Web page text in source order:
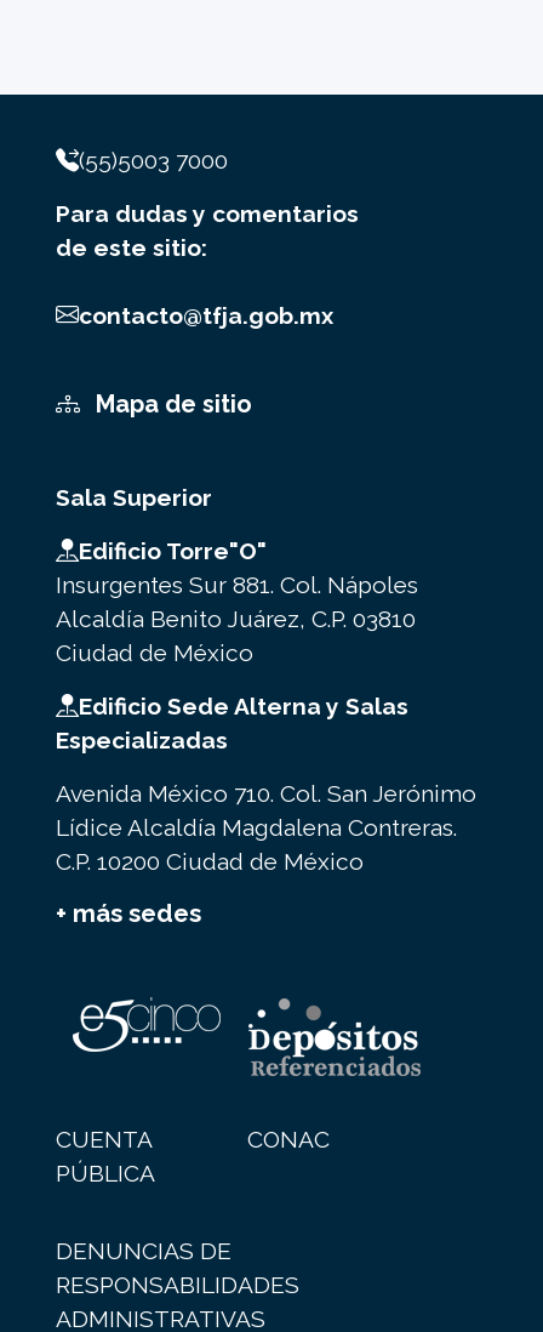
(55)5003 7000
Para dudas y comentarios
de este sitio:
contacto@tfja.gob.mx
Mapa de sitio
Sala Superior
Edificio Torre"O"
Insurgentes Sur 881. Col. Nápoles
Alcaldía Benito Juárez, C.P. 03810
Ciudad de México
Edificio Sede Alterna y Salas
Especializadas
Avenida México 710. Col. San Jerónimo
Lídice Alcaldía Magdalena Contreras.
C.P. 10200 Ciudad de México
+ más sedes
CUENTA
PÚBLICA
CONAC
DENUNCIAS DE
RESPONSABILIDADES
ADMINISTRATIVAS